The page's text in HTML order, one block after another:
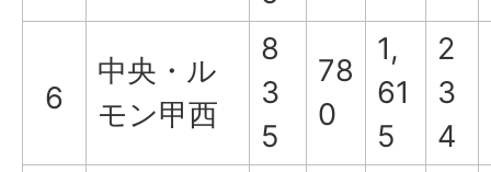
6
中央・ル
モン甲西
8
3
5
78
0
1,
61
5
2
3
4